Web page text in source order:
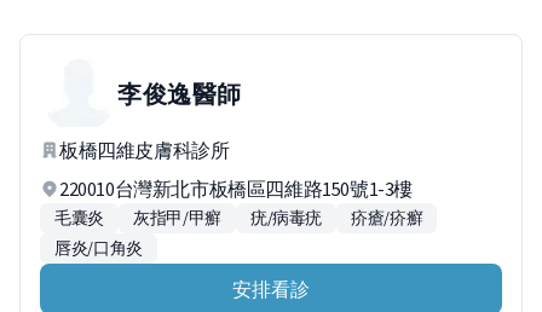
李俊逸醫師
板橋四維皮膚科診所
220010台灣新北市板橋區四維路150號1-3樓
毛囊炎 灰指甲/甲癬 疣/病毒疣
疥瘡/疥癬
唇炎/口角炎
安排看診